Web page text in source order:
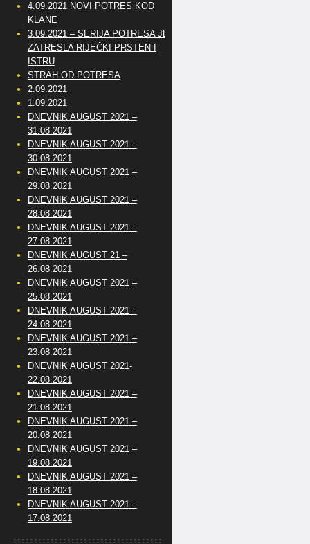
4.09.2021 NOVI POTRES KOD
KLANE
3.09.2021 – SERIJA POTRESA JE
ZATRESLA RIJEČKI PRSTEN I
ISTRU
STRAH OD POTRESA
2.09.2021
1.09.2021
DNEVNIK AUGUST 2021 –
31.08.2021
DNEVNIK AUGUST 2021 –
30.08.2021
DNEVNIK AUGUST 2021 –
29.08.2021
DNEVNIK AUGUST 2021 –
28.08.2021
DNEVNIK AUGUST 2021 –
27.08.2021
DNEVNIK AUGUST 21 –
26.08.2021
DNEVNIK AUGUST 2021 –
25.08.2021
DNEVNIK AUGUST 2021 –
24.08.2021
DNEVNIK AUGUST 2021 –
23.08.2021
DNEVNIK AUGUST 2021-
22.08.2021
DNEVNIK AUGUST 2021 –
21.08.2021
DNEVNIK AUGUST 2021 –
20.08.2021
DNEVNIK AUGUST 2021 –
19.08.2021
DNEVNIK AUGUST 2021 –
18.08.2021
DNEVNIK AUGUST 2021 –
17.08.2021